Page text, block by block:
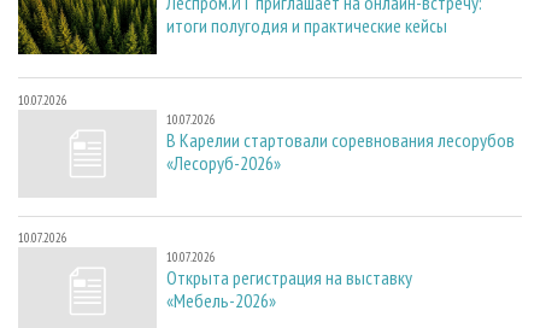
итоги полугодия и практические кейсы
10.07.2026
10.07.2026
В Карелии стартовали соревнования лесорубов
«Лесоруб-2026»
10.07.2026
10.07.2026
Открыта регистрация на выставку
«Мебель-2026»